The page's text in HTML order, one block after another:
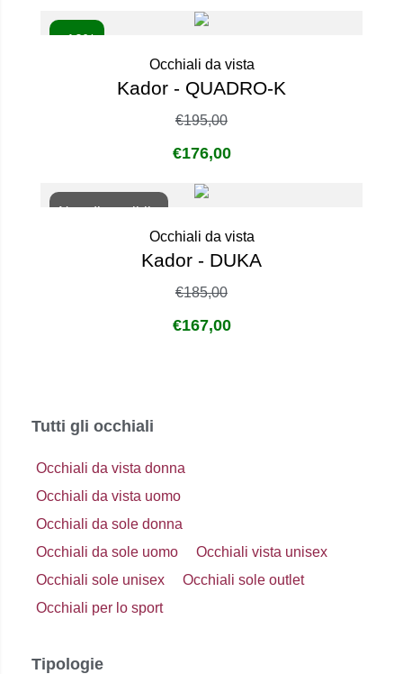
- 10%
Occhiali da vista
Kador - QUADRO-K
€195,00
€176,00
Non disponibile
Occhiali da vista
Kador - DUKA
€185,00
€167,00
Tutti gli occhiali
Occhiali da vista donna
Occhiali da vista uomo
Occhiali da sole donna
Occhiali da sole uomo
Occhiali vista unisex
Occhiali sole unisex
Occhiali sole outlet
Occhiali per lo sport
Tipologie